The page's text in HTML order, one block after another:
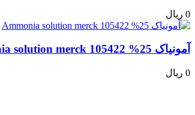
0 ریال
آمونیاک 25% Ammonia solution merck 105422
0 ریال